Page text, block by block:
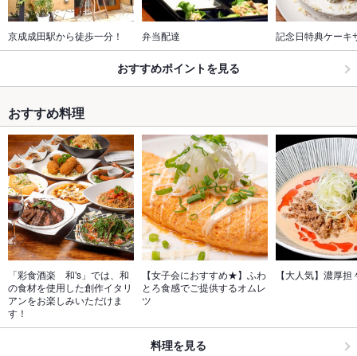
京成成田駅から徒歩一分！ 弁当配達 記念日特典ケーキ
おすすめポイントを見る
おすすめ料理
「彩食酒楽　和's」では、和
の食材を使用した創作イタリ
アンをお楽しみいただけま
す！
【女子会におすすめ★】ふわ
とろ食感でご提供するオムレ
ツ
【大人気】濃厚担
料理を見る